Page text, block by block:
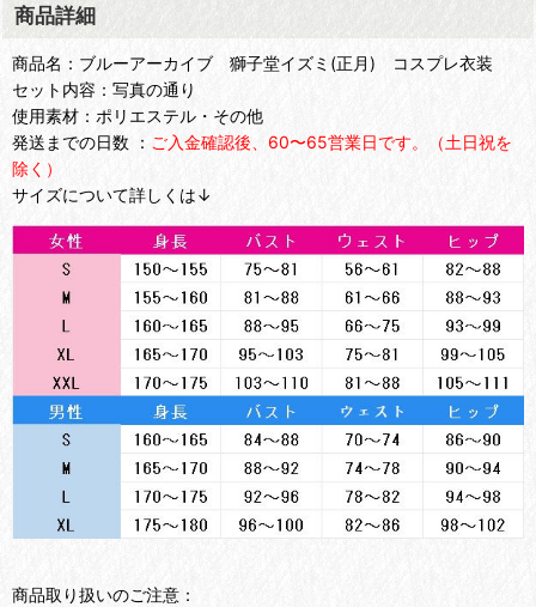
商品詳細
商品名：ブルーアーカイブ 獅子堂イズミ(正月) コスプレ衣装
セット内容：写真の通り
使用素材：ポリエステル・その他
発送までの日数 ： ご入金確認後、60〜65営業日です。（土日祝を
除く）
サイズについて詳しくは↓
商品取り扱いのご注意：